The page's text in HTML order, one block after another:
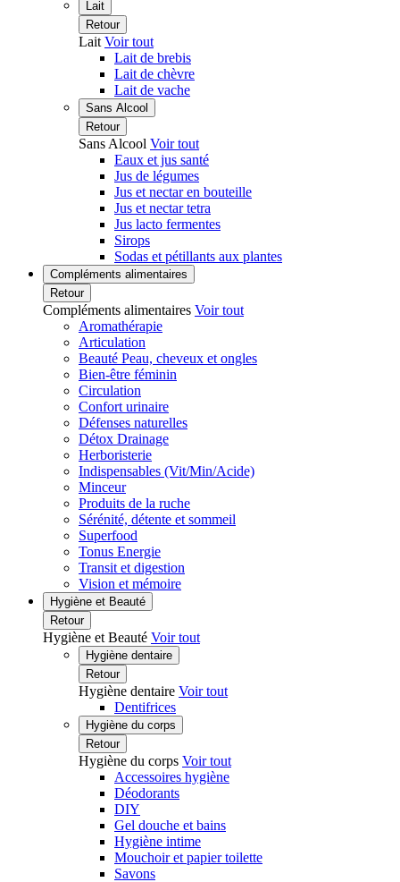
Lait
Retour
Lait Voir tout
Lait de brebis
Lait de chèvre
Lait de vache
Sans Alcool
Retour
Sans Alcool Voir tout
Eaux et jus santé
Jus de légumes
Jus et nectar en bouteille
Jus et nectar tetra
Jus lacto fermentes
Sirops
Sodas et pétillants aux plantes
Compléments alimentaires
Retour
Compléments alimentaires Voir tout
Aromathérapie
Articulation
Beauté Peau, cheveux et ongles
Bien-être féminin
Circulation
Confort urinaire
Défenses naturelles
Détox Drainage
Herboristerie
Indispensables (Vit/Min/Acide)
Minceur
Produits de la ruche
Sérénité, détente et sommeil
Superfood
Tonus Energie
Transit et digestion
Vision et mémoire
Hygiène et Beauté
Retour
Hygiène et Beauté Voir tout
Hygiène dentaire
Retour
Hygiène dentaire Voir tout
Dentifrices
Hygiène du corps
Retour
Hygiène du corps Voir tout
Accessoires hygiène
Déodorants
DIY
Gel douche et bains
Hygiène intime
Mouchoir et papier toilette
Savons